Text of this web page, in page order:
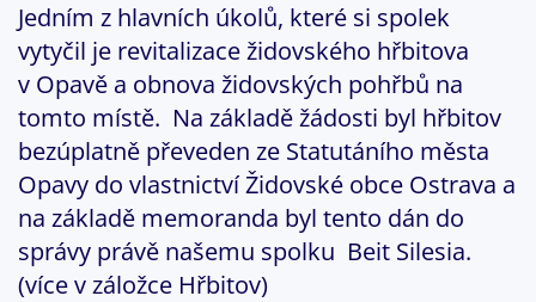
Jedním z hlavních úkolů, které si spolek
vytyčil je revitalizace židovského hřbitova
v Opavě a obnova židovských pohřbů na
tomto místě. Na základě žádosti byl hřbitov
bezúplatně převeden ze Statutáního města
Opavy do vlastnictví Židovské obce Ostrava a
na základě memoranda byl tento dán do
správy právě našemu spolku Beit Silesia.
(více v záložce Hřbitov)